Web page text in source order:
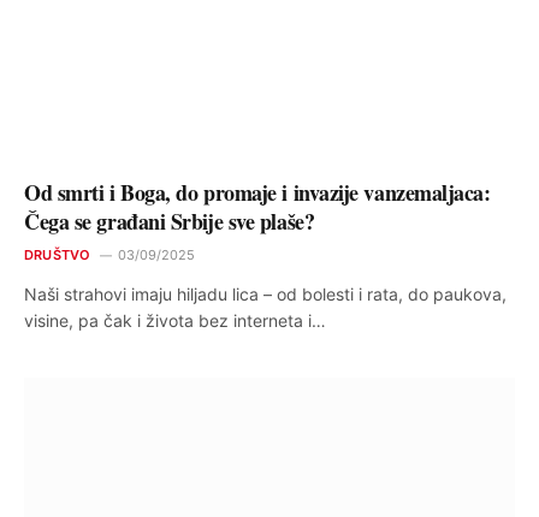
Od smrti i Boga, do promaje i invazije vanzemaljaca:
Čega se građani Srbije sve plaše?
DRUŠTVO 03/09/2025
Naši strahovi imaju hiljadu lica – od bolesti i rata, do paukova,
visine, pa čak i života bez interneta i…